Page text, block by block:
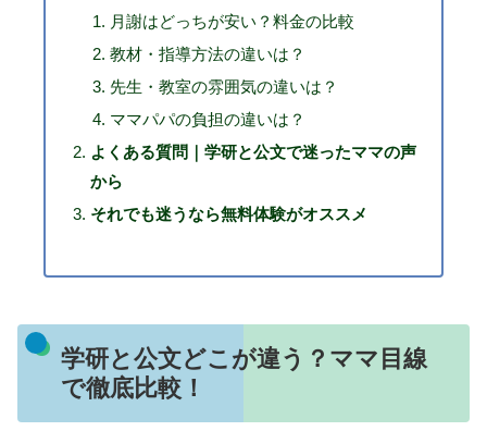
月謝はどっちが安い？料金の比較
教材・指導方法の違いは？
先生・教室の雰囲気の違いは？
ママパパの負担の違いは？
よくある質問｜学研と公文で迷ったママの声
から
それでも迷うなら無料体験がオススメ
学研と公文どこが違う？ママ目線
で徹底比較！